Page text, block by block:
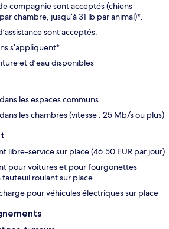
compagnie sont acceptés (chiens
chambre, jusqu’à 31 lb par animal)*.
sont acceptés.
s’appliquent*.
et d’eau disponibles
les espaces communs
les chambres (vitesse : 25 Mb/s ou plus)
libre-service sur place (46.50 EUR par jour)
pour voitures et pour fourgonettes
fauteuil roulant sur place
pour véhicules électriques sur place